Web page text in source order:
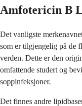
Amfotericin B
Det vanligste
som er tilgjengelig på de
verden. Dette er den
omfattende studert og
soppinfeksjoner.
Det finnes andre